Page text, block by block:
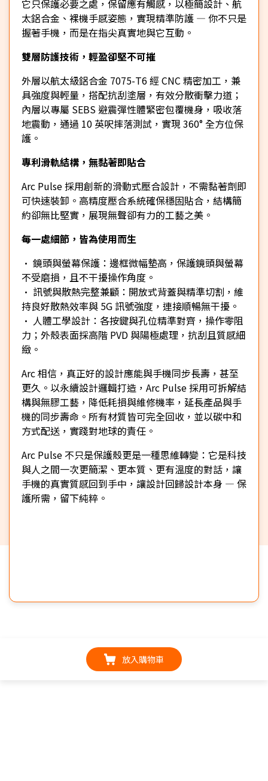
它只保護必要之處，保留應有觸感，以極簡設計、航
太鋁合金、裸機手感姿態，實現精準防護 — 你不只是
握著手機，而是在指尖真實地與它互動。
雙層防護技術，輕盈卻堅不可摧
外層以航太級鋁合金 7075-T6 經 CNC 精密加工，兼
具強度與輕量，搭配抗刮塗層，有效分散衝擊力道；
內層以專屬 SEBS 避震彈性體緊密包覆機身，吸收落
地震動，通過 10 英呎摔落測試，實現 360° 全方位保
護。
專利滑軌結構，無黏著即貼合
Arc Pulse 採用創新的滑動式壓合設計，不需黏著劑即
可快速裝卸。高精度壓合系統確保穩固貼合，結構簡
約卻無比堅實，展現無聲卻有力的工藝之美。
每一處細節，皆為使用而生
• 鏡頭與螢幕保護：邊框微幅墊高，保護鏡頭與螢幕
不受磨損，且不干擾操作角度。
• 訊號與散熱完整兼顧：開放式背蓋與精準切割，維
持良好散熱效率與 5G 訊號強度，連接順暢無干擾。
• 人體工學設計：各按鍵與孔位精準對齊，操作零阻
力；外殼表面採高階 PVD 與陽極處理，抗刮且質感細
緻。
Arc 相信，真正好的設計應能與手機同步長壽，甚至
更久。以永續設計邏輯打造，Arc Pulse 採用可拆解結
構與無膠工藝，降低耗損與維修機率，延長產品與手
機的同步壽命。所有材質皆可完全回收，並以碳中和
方式配送，實踐對地球的責任。
Arc Pulse 不只是保護殼更是一種思維轉變：它是科技
與人之間一次更簡潔、更本質、更有溫度的對話，讓
手機的真實質感回到手中，讓設計回歸設計本身 — 保
護所需，留下純粹。
放入購物車